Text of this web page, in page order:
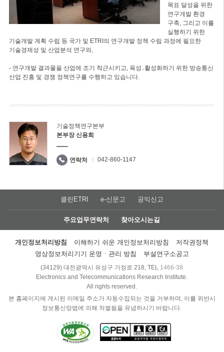
목표 달성을 위한
연구개발 환경
구축, 그리고 이를
실행하기 위한
기술개발 계획 수립 등 국가 및 ETRI의 연구개발 정책 수립 과정에 필요한
기술경제성 및 산업분석 연구와,
- 연구개발 결과물을 산업에 조기 착근시키고, 육성․활성화하기 위한 방송통신
산업 진흥 및 경쟁 정책연구를 수행하고 있습니다.
기술정책연구본부
본부장 신용희
연락처 042-860-1147
클린ETRI e-신문고 공익신고
주요업무연락처 찾아오시는길
개인정보처리방침 이해하기 쉬운 개인정보처리방침
저작권정책
영상정보처리기기 운영ㆍ관리 방침
부설연구소공고
(34129) 대전광역시 유성구 가정로 218, TEL 1466-38
Electronics and Telecommunications Research Institute.
All rights reserved.
본 홈페이지에 게시된 이메일 주소가 자동수집되는 것을 거부하며, 이를 위반시
정보통신망법에 의해 처벌됨을 유념하시기 바랍니다.